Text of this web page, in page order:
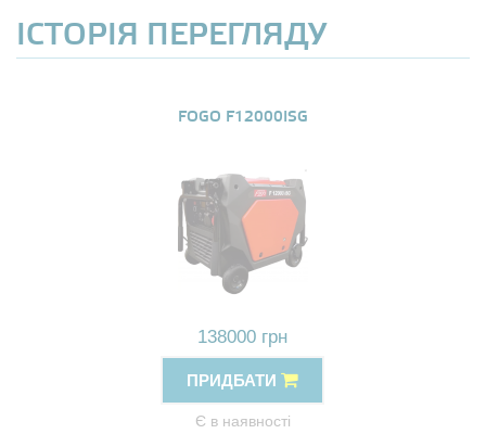
ІСТОРІЯ ПЕРЕГЛЯДУ
FOGO F12000ISG
138000 грн
ПРИДБАТИ
Є в наявності